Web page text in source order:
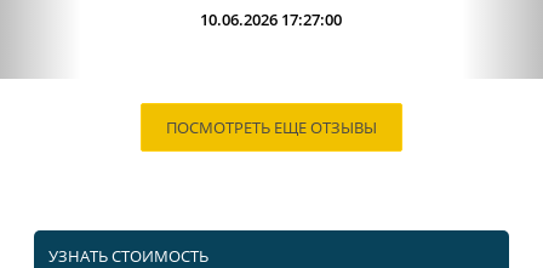
09.06.2026 13:15:00
ПОСМОТРЕТЬ ЕЩЕ ОТЗЫВЫ
УЗНАТЬ СТОИМОСТЬ